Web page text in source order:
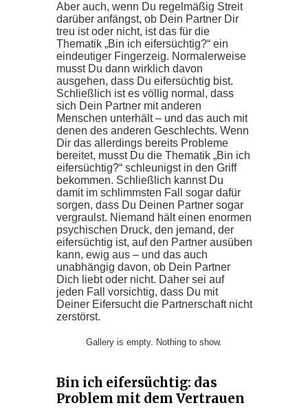
Aber auch, wenn Du regelmäßig Streit
darüber anfängst, ob Dein Partner Dir
treu ist oder nicht, ist das für die
Thematik „Bin ich eifersüchtig?“ ein
eindeutiger Fingerzeig. Normalerweise
musst Du dann wirklich davon
ausgehen, dass Du eifersüchtig bist.
Schließlich ist es völlig normal, dass
sich Dein Partner mit anderen
Menschen unterhält – und das auch mit
denen des anderen Geschlechts. Wenn
Dir das allerdings bereits Probleme
bereitet, musst Du die Thematik „Bin ich
eifersüchtig?“ schleunigst in den Griff
bekommen. Schließlich kannst Du
damit im schlimmsten Fall sogar dafür
sorgen, dass Du Deinen Partner sogar
vergraulst. Niemand hält einen enormen
psychischen Druck, den jemand, der
eifersüchtig ist, auf den Partner ausüben
kann, ewig aus – und das auch
unabhängig davon, ob Dein Partner
Dich liebt oder nicht. Daher sei auf
jeden Fall vorsichtig, dass Du mit
Deiner Eifersucht die Partnerschaft nicht
zerstörst.
Gallery is empty. Nothing to show.
Bin ich eifersüchtig: das
Problem mit dem Vertrauen